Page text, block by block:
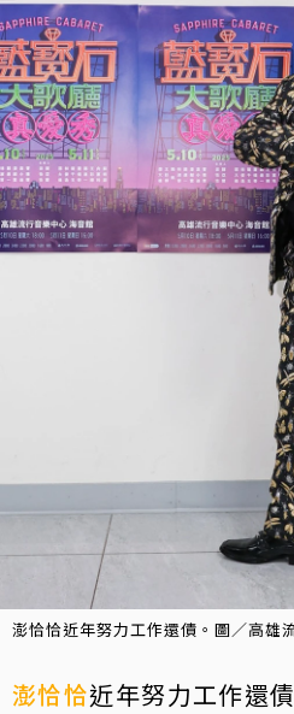
澎恰恰近年努力工作還債。圖／高雄
澎恰恰近年努力工作還